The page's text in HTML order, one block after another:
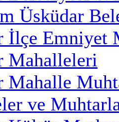
Üsküdar
İlçe Emniyet
Mahalleleri
Mahalle
ve